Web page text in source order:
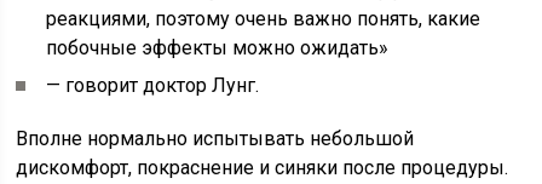
реакциями, поэтому очень важно понять, какие
побочные эффекты можно ожидать»
— говорит доктор Лунг.
Вполне нормально испытывать небольшой
дискомфорт, покраснение и синяки после процедуры.